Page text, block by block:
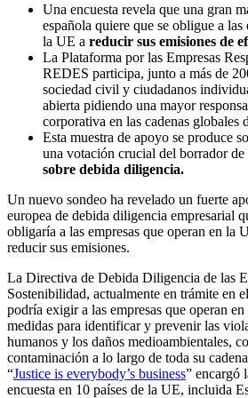
Una encuesta revela que una gran
española quiere que se obligue a las
la UE a reducir sus emisiones de
La Plataforma por las Empresas
REDES participa, junto a más de
sociedad civil y ciudadanos
abierta pidiendo una mayor
corporativa en las cadenas globales
Esta muestra de apoyo se produce
una votación crucial del borrador de
sobre debida diligencia.
Un nuevo sondeo ha revelado un fuerte
europea de debida diligencia empresarial
obligaría a las empresas que operan en la
reducir sus emisiones.
La Directiva de Debida Diligencia de las
Sostenibilidad, actualmente en trámite en
podría exigir a las empresas que operan
medidas para identificar y prevenir las
humanos y los daños medioambientales,
contaminación a lo largo de toda su
“Justice is everybody’s business” encargó
encuesta en 10 países de la UE, incluida